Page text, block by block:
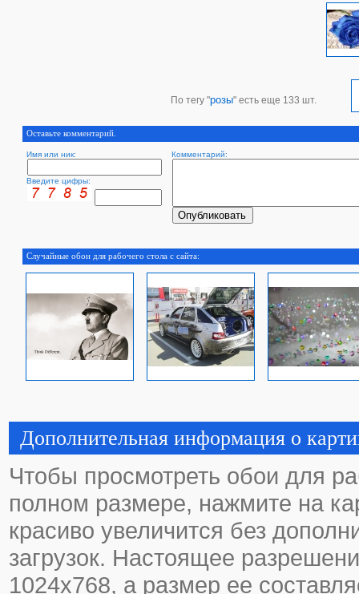
По тегу "розы" есть еще 133 шт.
Оставьте комментарий.
Имя или ник: Комментарий:
Введите цифры:
Случайные обои для рабочего стола с сайта:
Дополнительная информация о
Чтобы просмотреть обои для
полном размере, нажмите на
красиво увеличится без
загрузок. Настоящее
1024х768, а размер ее